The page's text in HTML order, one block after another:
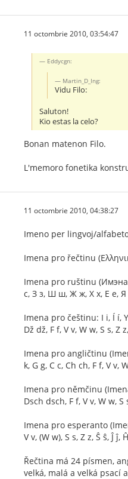
11 octombrie 2010, 03:54:47
Eddycgn:
Martin_D_Ing:
Vidu Filo:
Saluton!
Kio estas la celo?
Bonan matenon Filo.
L'memoro fonetika
11 octombrie 2010, 04:38:27
Imeno per lingvoj/
Imena pro řečtinu
Imena pro ruštinu (Имэна
с, З з, Ш ш, Ж ж, Х х, Е е,
Imena pro češtinu: I i, Í í, Y
Dž dž, F f, V v, W w, S s, Z
Imena pro angličtinu
k, G g, C c, Ch ch, F f, V v,
Imena pro němčinu
Dsch dsch, F f, V v, W w,
Imena pro esperanto
V v, (W w), S s, Z z, Ŝ ŝ, Ĵ ĵ,
Řečtina má 24 písmen,
velká, malá a velká psací